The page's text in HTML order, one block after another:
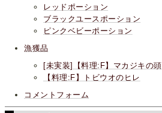
レッドポーション
ブラックユースポーション
ピンクベビーポーション
漁獲品
[未実装]【料理:F】マカジキの頭
【料理:F】トビウオのヒレ
コメントフォーム